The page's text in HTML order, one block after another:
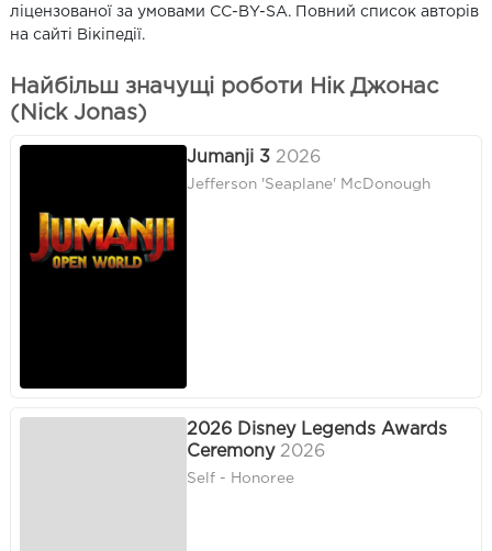
ліцензованої за умовами CC-BY-SA. Повний список авторів
на сайті Вікіпедії.
Найбільш значущі роботи Нік Джонас
(Nick Jonas)
Jumanji 3 2026
Jefferson 'Seaplane' McDonough
2026 Disney Legends Awards
Ceremony 2026
Self - Honoree